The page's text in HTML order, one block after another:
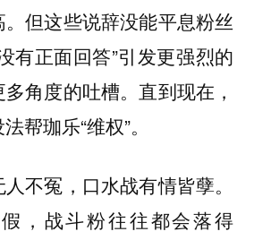
但这些说辞没能平息粉丝
有正面回答”引发更强烈的
角度的吐槽。直到现在，
帮珈乐“维权”。
不冤，口水战有情皆孽。
，战斗粉往往都会落得